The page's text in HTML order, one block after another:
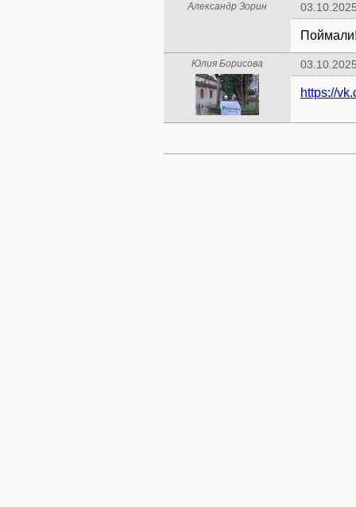
Александр Зорин
Юлия Борисова
https://